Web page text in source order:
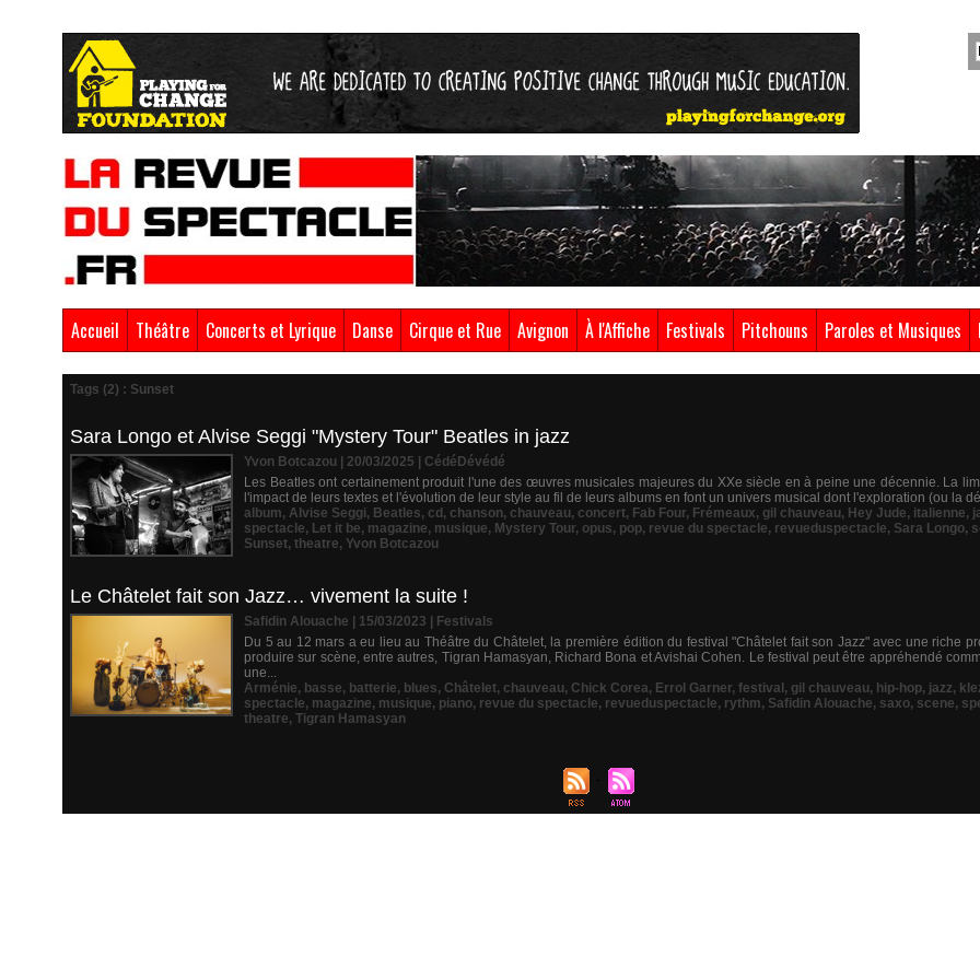
Accueil Théâtre Concerts et Lyrique Danse Cirque et Rue Avignon À l'Affiche Festivals Pitchouns Paroles et Musiques
Tags (2) : Sunset
Sara Longo et Alvise Seggi "Mystery Tour" Beatles in jazz
Yvon Botcazou | 20/03/2025
CédéDévédé
Les Beatles ont certainement produit l'une des œuvres musicales majeures du XXe siècle en à peine une décennie. La
l'impact de leurs textes et l'évolution de leur style au fil de leurs albums en font un univers musical dont l'exploration (ou la
album, Alvise Seggi, Beatles, cd , chanson, chauveau, concert, Fab Four, Frémeaux, gil chauveau, Hey Jude, italienne,
spectacle, Let it be, magazine, musique, Mystery Tour, opus, pop, revue du spectacle, revueduspectacle, Sara Longo,
Sunset, theatre, Yvon Botcazou
Le Châtelet fait son Jazz… vivement la suite !
Safidin Alouache | 15/03/2023
Festivals
Du 5 au 12 mars a eu lieu au Théâtre du Châtelet, la première édition du festival "Châtelet fait son Jazz" avec une riche
produire sur scène, entre autres, Tigran Hamasyan, Richard Bona et Avishai Cohen. Le festival peut être appréhendé
une...
Arménie, basse, batterie, blues, Châtelet, chauveau, Chick Corea, Errol Garner, festival , gil chauveau, hip-hop, jazz,
spectacle, magazine, musique, piano, revue du spectacle, revueduspectacle, rythm, Safidin Alouache, saxo, scene,
theatre, Tigran Hamasyan